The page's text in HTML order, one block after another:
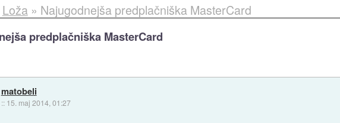
Loža» Najugodnejša predplačniška MasterCard
predplačniška MasterCard
matobeli
:: 15. maj 2014, 01:27